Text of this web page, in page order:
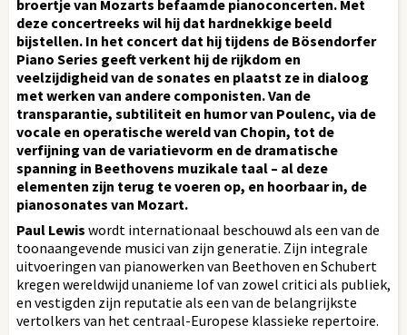
broertje van Mozarts befaamde pianoconcerten. Met
deze concertreeks wil hij dat hardnekkige beeld
bijstellen. In het concert dat hij tijdens de Bösendorfer
Piano Series geeft verkent hij de rijkdom en
veelzijdigheid van de sonates en plaatst ze in dialoog
met werken van andere componisten. Van de
transparantie, subtiliteit en humor van Poulenc, via de
vocale en operatische wereld van Chopin, tot de
verfijning van de variatievorm en de dramatische
spanning in Beethovens muzikale taal – al deze
elementen zijn terug te voeren op, en hoorbaar in, de
pianosonates van Mozart.
Paul Lewis wordt internationaal beschouwd als een van de
toonaangevende musici van zijn generatie. Zijn integrale
uitvoeringen van pianowerken van Beethoven en Schubert
kregen wereldwijd unanieme lof van zowel critici als publiek,
en vestigden zijn reputatie als een van de belangrijkste
vertolkers van het centraal-Europese klassieke repertoire.